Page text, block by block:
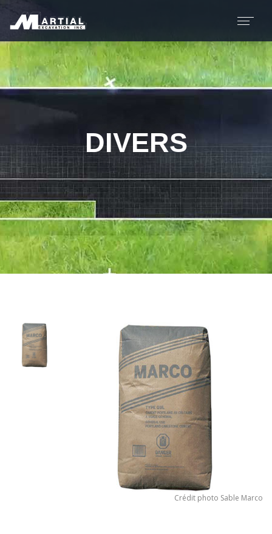
DIVERS
Crédit photo Sable Marco